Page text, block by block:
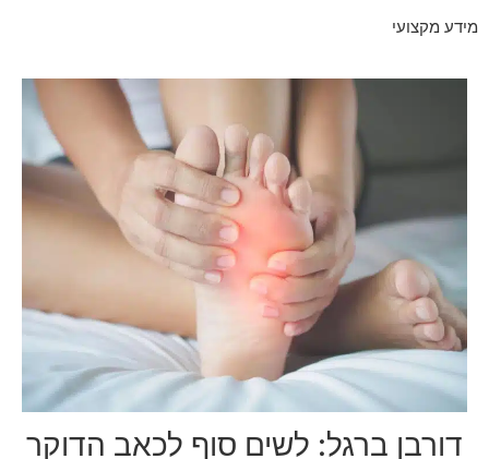
מידע מקצועי
דורבן ברגל: לשים סוף לכאב הדוקר